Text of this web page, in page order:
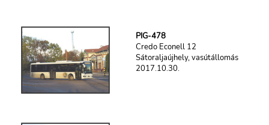
PIG-478
Credo Econell 12
Sátoraljaújhely, vasútállomás
2017.10.30.